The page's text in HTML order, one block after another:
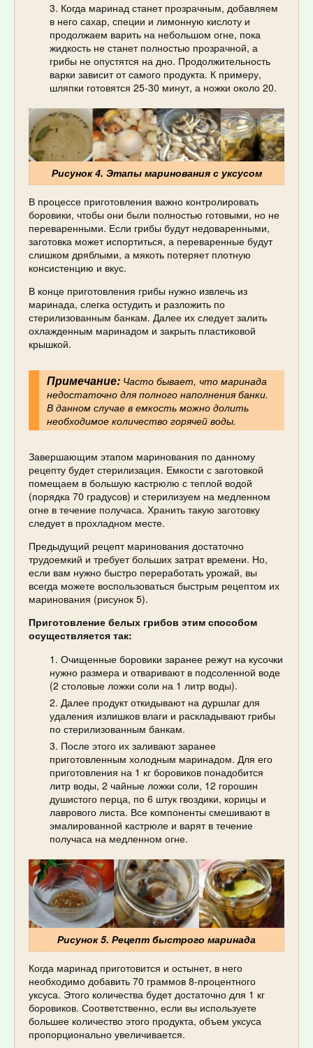
Когда маринад станет прозрачным, добавляем
в него сахар, специи и лимонную кислоту и
продолжаем варить на небольшом огне, пока
жидкость не станет полностью прозрачной, а
грибы не опустятся на дно. Продолжительность
варки зависит от самого продукта. К примеру,
шляпки готовятся 25-30 минут, а ножки около 20.
Рисунок 4. Этапы маринования с уксусом
В процессе приготовления важно контролировать
боровики, чтобы они были полностью готовыми, но не
переваренными. Если грибы будут недоваренными,
заготовка может испортиться, а переваренные будут
слишком дряблыми, а мякоть потеряет плотную
консистенцию и вкус.
В конце приготовления грибы нужно извлечь из
маринада, слегка остудить и разложить по
стерилизованным банкам. Далее их следует залить
охлажденным маринадом и закрыть пластиковой
крышкой.
Примечание:Часто бывает, что маринада
недостаточно для полного наполнения банки.
В данном случае в емкость можно долить
необходимое количество горячей воды.
Завершающим этапом маринования по данному
рецепту будет стерилизация. Емкости с заготовкой
помещаем в большую кастрюлю с теплой водой
(порядка 70 градусов) и стерилизуем на медленном
огне в течение получаса. Хранить такую заготовку
следует в прохладном месте.
Предыдущий рецепт маринования достаточно
трудоемкий и требует больших затрат времени. Но,
если вам нужно быстро переработать урожай, вы
всегда можете воспользоваться быстрым рецептом их
маринования (рисунок 5).
Приготовление белых грибов этим способом
осуществляется так:
Очищенные боровики заранее режут на кусочки
нужно размера и отваривают в подсоленной воде
(2 столовые ложки соли на 1 литр воды).
Далее продукт откидывают на дуршлаг для
удаления излишков влаги и раскладывают грибы
по стерилизованным банкам.
После этого их заливают заранее
приготовленным холодным маринадом. Для его
приготовления на 1 кг боровиков понадобится
литр воды, 2 чайные ложки соли, 12 горошин
душистого перца, по 6 штук гвоздики, корицы и
лаврового листа. Все компоненты смешивают в
эмалированной кастрюле и варят в течение
получаса на медленном огне.
Рисунок 5. Рецепт быстрого маринада
Когда маринад приготовится и остынет, в него
необходимо добавить 70 граммов 8-процентного
уксуса. Этого количества будет достаточно для 1 кг
боровиков. Соответственно, если вы используете
большее количество этого продукта, объем уксуса
пропорционально увеличивается.